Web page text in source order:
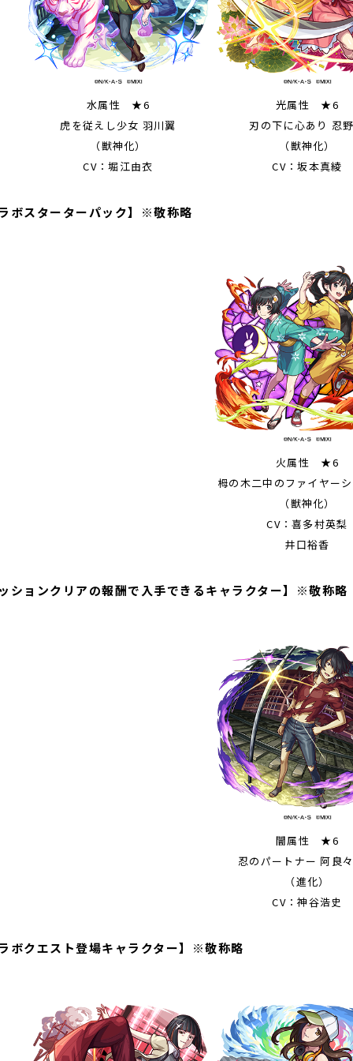
水属性 ★6
虎を従えし少女 羽川翼
（獣神化）
CV：堀江由衣
光属性 ★6
刃の下に心あり 忍
（獣神化）
CV：坂本真綾
ボスターターパック】※敬称略
火属性 ★6
栂の木二中のファイヤー
（獣神化）
CV：喜多村英梨
井口裕香
ションクリアの報酬で入手できるキャラクター】※敬称略
闇属性 ★6
忍のパートナー 阿良
（進化）
CV：神谷浩史
ボクエスト登場キャラクター】※敬称略